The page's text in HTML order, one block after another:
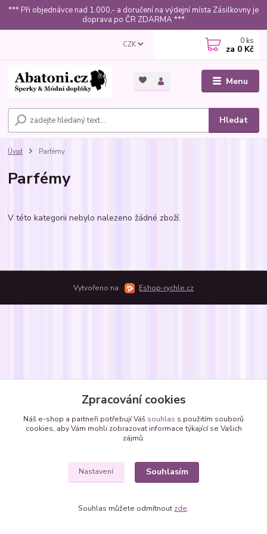
*** Při objednávce nad 1.000,- a doručení na výdejní místa Zásilkovny je
doprava po ČR ZDARMA ***
Menu
CZK
Hledat
0 ks
za 0 Kč
Úvod Parfémy
Parfémy
V této kategorii nebylo nalezeno žádné zboží.
Vytvořeno na Eshop-rychle.cz
Zpracování cookies
Náš e-shop a partneři potřebují Váš souhlas s použitím souborů
cookies, aby Vám mohli zobrazovat informace týkající se Vašich
zájmů.
Nastavení Souhlasím
Souhlas můžete odmítnout zde.